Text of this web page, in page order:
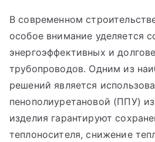
В современном
особое внимание уделяется
энергоэффективных и
трубопроводов. Одним из
решений является
пенополиуретановой (ППУ)
изделия гарантируют
теплоносителя, снижение